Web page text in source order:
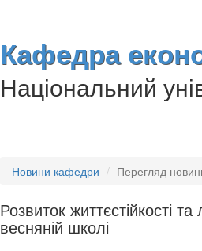
Кафедра
Національний
Новини кафедри Перегляд
Розвиток життєстійкості
весняній школі